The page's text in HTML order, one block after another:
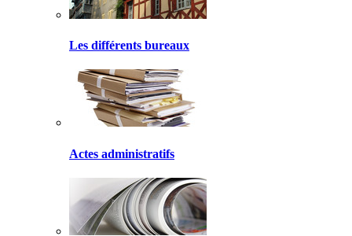
Les différents bureaux
Actes administratifs